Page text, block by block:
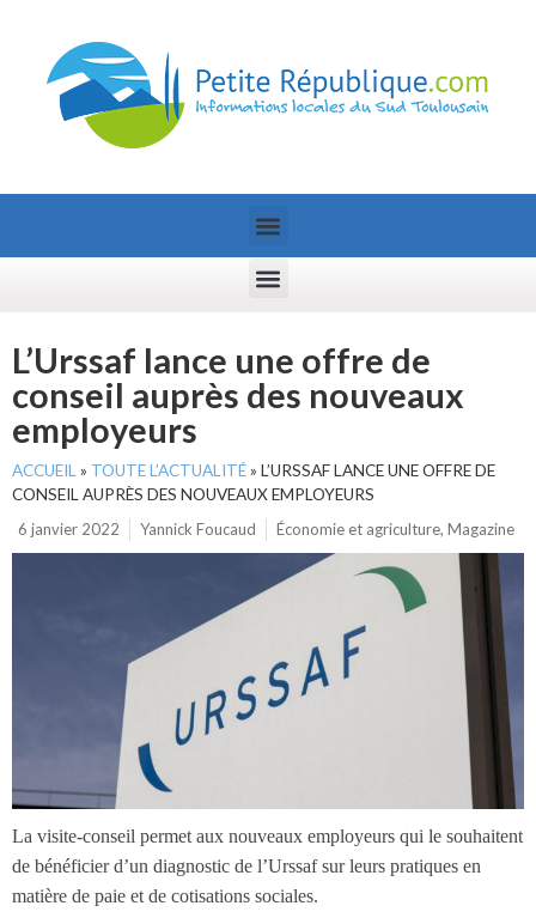
L’Urssaf lance une offre de
conseil auprès des nouveaux
employeurs
ACCUEIL » TOUTE L’ACTUALITÉ» L’URSSAF LANCE UNE OFFRE DE
CONSEIL AUPRÈS DES NOUVEAUX EMPLOYEURS
6 janvier 2022
Yannick Foucaud Économie et agriculture, Magazine
La visite-conseil permet aux nouveaux employeurs qui le souhaitent
de bénéficier d’un diagnostic de l’Urssaf sur leurs pratiques en
matière de paie et de cotisations sociales.